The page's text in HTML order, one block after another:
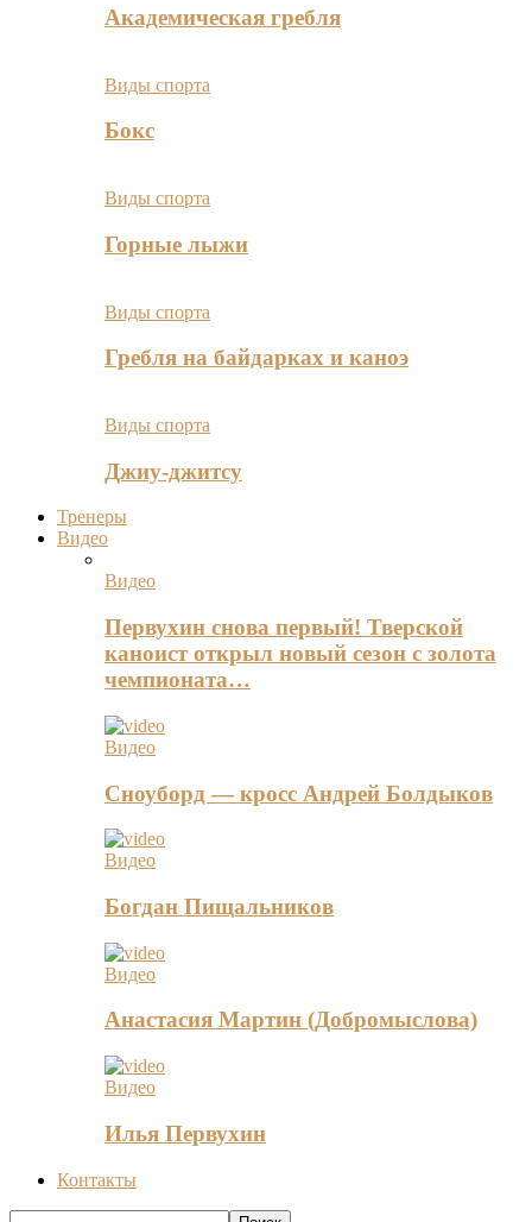
Академическая гребля
Виды спорта
Бокс
Виды спорта
Горные лыжи
Виды спорта
Гребля на байдарках и каноэ
Виды спорта
Джиу-джитсу
Тренеры
Видео
Видео
Первухин снова первый! Тверской
каноист открыл новый сезон с золота
чемпионата…
Видео
Сноуборд — кросс Андрей Болдыков
Видео
Богдан Пищальников
Видео
Анастасия Мартин (Добромыслова)
Видео
Илья Первухин
Контакты